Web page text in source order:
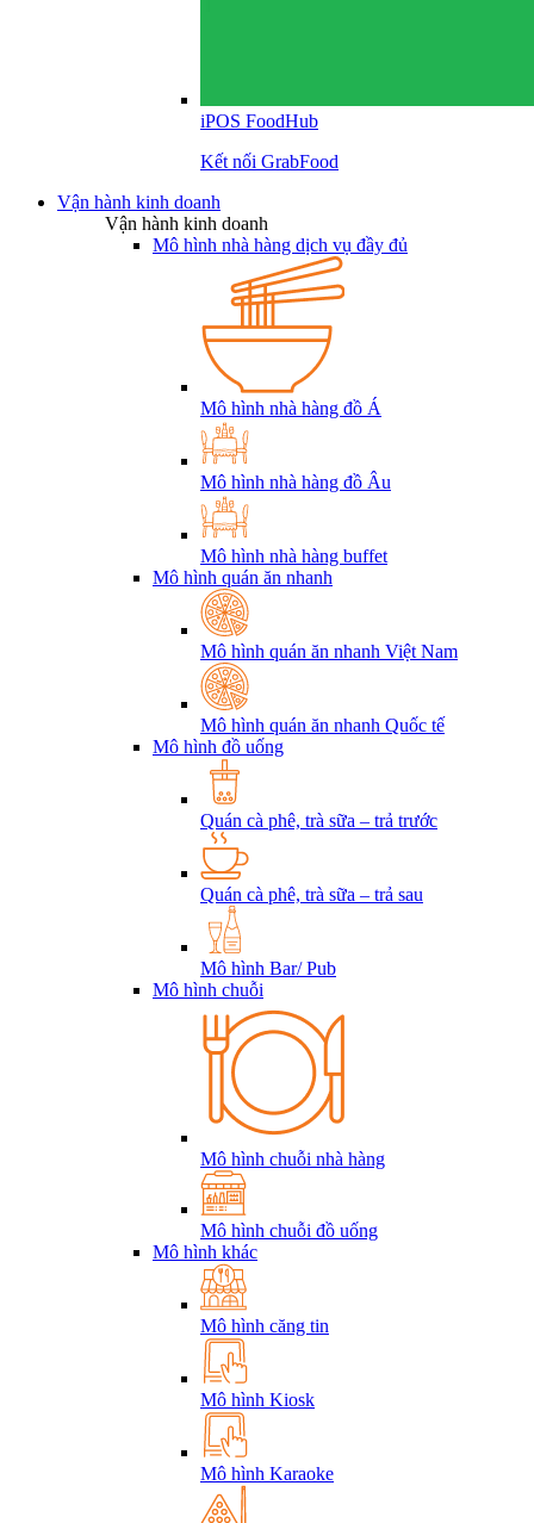
iPOS FoodHub
Kết nối GrabFood
Vận hành kinh doanh
Vận hành kinh doanh
Mô hình nhà hàng dịch vụ đầy đủ
Mô hình nhà hàng đồ Á
Mô hình nhà hàng đồ Âu
Mô hình nhà hàng buffet
Mô hình quán ăn nhanh
Mô hình quán ăn nhanh Việt Nam
Mô hình quán ăn nhanh Quốc tế
Mô hình đồ uống
Quán cà phê, trà sữa – trả trước
Quán cà phê, trà sữa – trả sau
Mô hình Bar/ Pub
Mô hình chuỗi
Mô hình chuỗi nhà hàng
Mô hình chuỗi đồ uống
Mô hình khác
Mô hình căng tin
Mô hình Kiosk
Mô hình Karaoke